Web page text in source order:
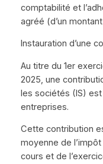
comptabilité et
agréé (d’un
Instauration d’une
Au titre du 1er
2025, une
les sociétés (IS)
entreprises.
Cette contribution
moyenne de
cours et de